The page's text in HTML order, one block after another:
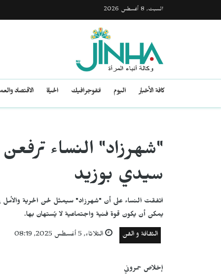
السبت, 8 أغسطس 2026
كافة الأخبار اليوم انفوجرافيك الحياة الاقتصاد
"شهرزاد" النساء
سيدي بوزيد
اتفقت النساء على أن "شهرزاد" سيمثل لحن الحرية
يمكن أن يكون قوة فنية واجتماعية لا يُستهان بها.
الثقافة و الفن الثلاثاء, 5 أغسطس 2025, 08:19
إخلاص حمروني